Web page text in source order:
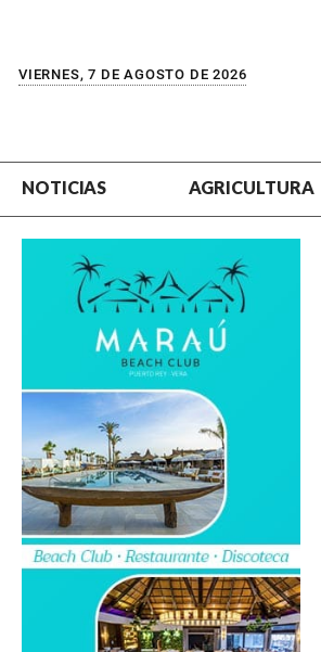
VIERNES, 7 DE AGOSTO DE 2026
NOTICIAS AGRICULTURA